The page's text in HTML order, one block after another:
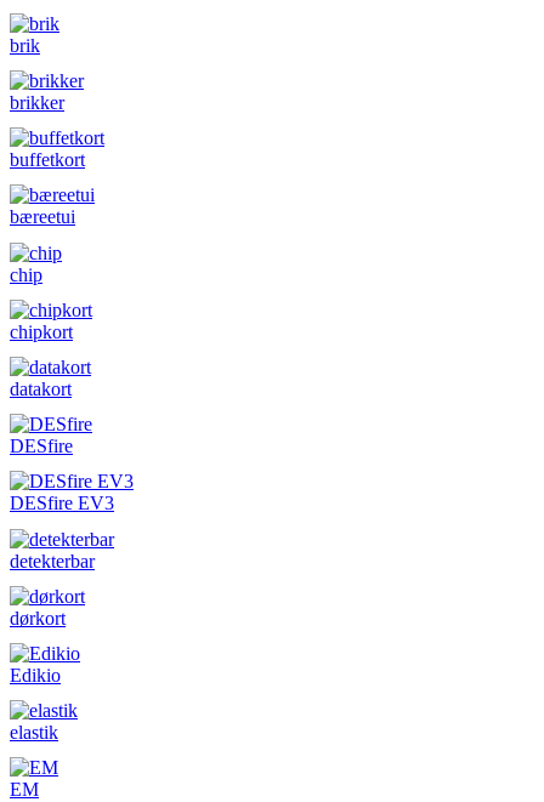
brik
brikker
buffetkort
bæreetui
chip
chipkort
datakort
DESfire
DESfire EV3
detekterbar
dørkort
Edikio
elastik
EM